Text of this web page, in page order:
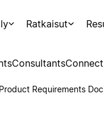
Ratkaisut
Consultants
Requirements